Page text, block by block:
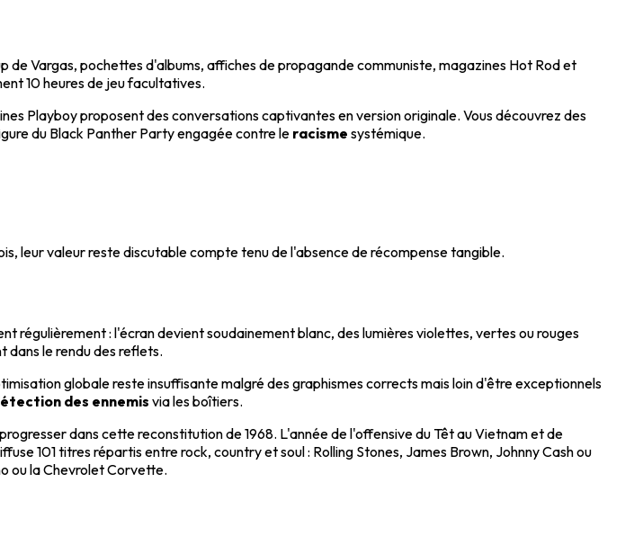
Vargas, pochettes d'albums, affiches de propagande communiste, magazines Hot Rod et
10 heures de jeu facultatives.
Playboy proposent des conversations captivantes en version originale. Vous découvrez des
du Black Panther Party engagée contre le racisme systémique.
leur valeur reste discutable compte tenu de l'absence de récompense tangible.
régulièrement : l'écran devient soudainement blanc, des lumières violettes, vertes ou rouges
dans le rendu des reflets.
globale reste insuffisante malgré des graphismes corrects mais loin d'être exceptionnels
des ennemisvia les boîtiers.
dans cette reconstitution de 1968. L'année de l'offensive du Têt au Vietnam et de
101 titres répartis entre rock, country et soul : Rolling Stones, James Brown, Johnny Cash ou
ou la Chevrolet Corvette.